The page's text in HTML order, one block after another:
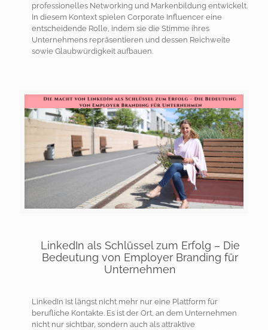
professionelles Networking und Markenbildung entwickelt.
In diesem Kontext spielen Corporate Influencer eine
entscheidende Rolle, indem sie die Stimme ihres
Unternehmens repräsentieren und dessen Reichweite
sowie Glaubwürdigkeit aufbauen.
LinkedIn als Schlüssel zum Erfolg – Die
Bedeutung von Employer Branding für
Unternehmen
LinkedIn ist längst nicht mehr nur eine Plattform für
berufliche Kontakte. Es ist der Ort, an dem Unternehmen
nicht nur sichtbar, sondern auch als attraktive